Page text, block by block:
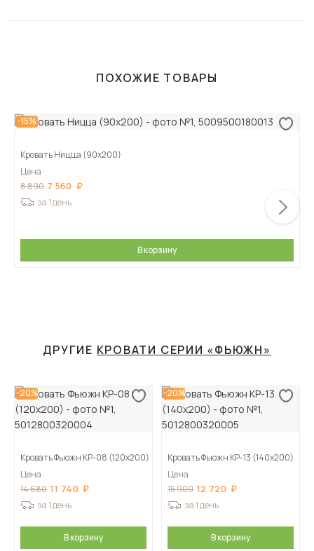
ПОХОЖИЕ ТОВАРЫ
-15%
Кровать Ницца (90х200)
Цена
8 890 7 560
за 1 день
В корзину
ДРУГИЕ КРОВАТИ СЕРИИ «ФЬЮЖН»
-20%
Кровать Фьюжн КР-08 (120х200)
Цена
14 680 11 740
за 1 день
В корзину
-20%
Кровать Фьюжн КР-13 (140х200)
Цена
15 900 12 720
за 1 день
В корзину